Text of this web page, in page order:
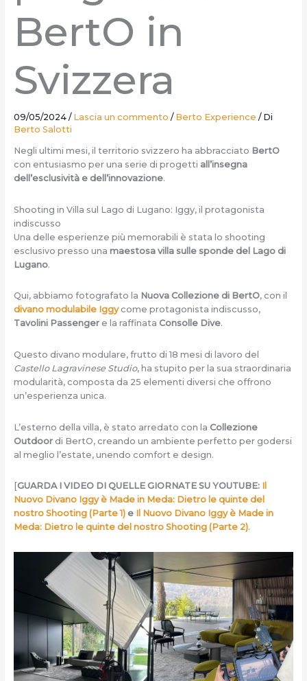
BertO in
Svizzera
09/05/2024 / Lascia un commento / Berto Experience / Di
Berto Salotti
Negli ultimi mesi, il territorio svizzero ha abbracciato BertO
con entusiasmo per una serie di progetti all’insegna
dell’esclusività e dell’innovazione.
Shooting in Villa sul Lago di Lugano: Iggy, il protagonista
indiscusso
Una delle esperienze più memorabili è stata lo shooting
esclusivo presso una maestosa villa sulle sponde del Lago di
Lugano.
Qui, abbiamo fotografato la Nuova Collezione di BertO, con il
divano modulabile Iggy come protagonista indiscusso,
Tavolini Passenger e la raffinata Consolle Dive.
Questo divano modulare, frutto di 18 mesi di lavoro del
Castello Lagravinese Studio, ha stupito per la sua straordinaria
modularità, composta da 25 elementi diversi che offrono
un’esperienza unica.
L’esterno della villa, è stato arredato con la Collezione
Outdoordi BertO, creando un ambiente perfetto per godersi
al meglio l’estate, unendo comfort e design.
[GUARDA I VIDEO DI QUELLE GIORNATE SU YOUTUBE: Il
Nuovo Divano Iggy è Made in Meda: Dietro le quinte del
nostro Shooting (Parte 1)e Il Nuovo Divano Iggy è Made in
Meda: Dietro le quinte del nostro Shooting (Parte 2).